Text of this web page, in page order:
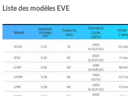
Liste des modèles EVE